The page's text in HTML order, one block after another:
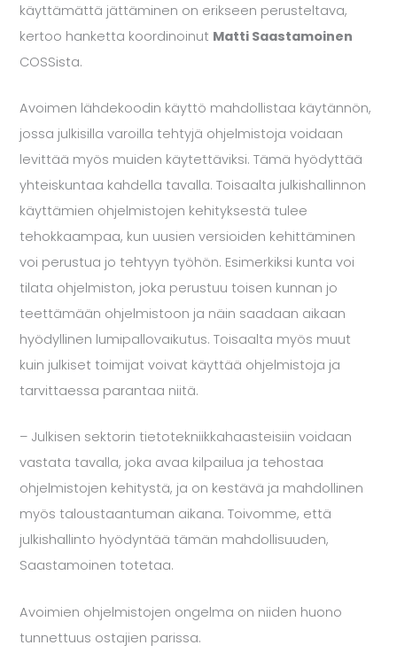
käyttämättä jättäminen on erikseen perusteltava,
kertoo hanketta koordinoinut Matti Saastamoinen
COSSista.
Avoimen lähdekoodin käyttö mahdollistaa käytännön,
jossa julkisilla varoilla tehtyjä ohjelmistoja voidaan
levittää myös muiden käytettäviksi. Tämä hyödyttää
yhteiskuntaa kahdella tavalla. Toisaalta julkishallinnon
käyttämien ohjelmistojen kehityksestä tulee
tehokkaampaa, kun uusien versioiden kehittäminen
voi perustua jo tehtyyn työhön. Esimerkiksi kunta voi
tilata ohjelmiston, joka perustuu toisen kunnan jo
teettämään ohjelmistoon ja näin saadaan aikaan
hyödyllinen lumipallovaikutus. Toisaalta myös muut
kuin julkiset toimijat voivat käyttää ohjelmistoja ja
tarvittaessa parantaa niitä.
– Julkisen sektorin tietotekniikkahaasteisiin voidaan
vastata tavalla, joka avaa kilpailua ja tehostaa
ohjelmistojen kehitystä, ja on kestävä ja mahdollinen
myös taloustaantuman aikana. Toivomme, että
julkishallinto hyödyntää tämän mahdollisuuden,
Saastamoinen totetaa.
Avoimien ohjelmistojen ongelma on niiden huono
tunnettuus ostajien parissa.